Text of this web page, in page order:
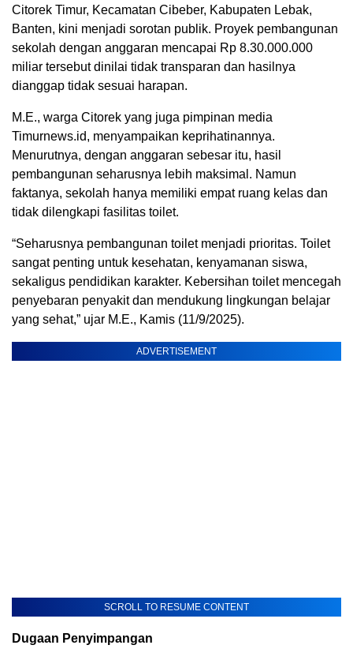
Citorek Timur, Kecamatan Cibeber, Kabupaten Lebak,
Banten, kini menjadi sorotan publik. Proyek pembangunan
sekolah dengan anggaran mencapai Rp 8.30.000.000
miliar tersebut dinilai tidak transparan dan hasilnya
dianggap tidak sesuai harapan.
M.E., warga Citorek yang juga pimpinan media
Timurnews.id, menyampaikan keprihatinannya.
Menurutnya, dengan anggaran sebesar itu, hasil
pembangunan seharusnya lebih maksimal. Namun
faktanya, sekolah hanya memiliki empat ruang kelas dan
tidak dilengkapi fasilitas toilet.
“Seharusnya pembangunan toilet menjadi prioritas. Toilet
sangat penting untuk kesehatan, kenyamanan siswa,
sekaligus pendidikan karakter. Kebersihan toilet mencegah
penyebaran penyakit dan mendukung lingkungan belajar
yang sehat,” ujar M.E., Kamis (11/9/2025).
ADVERTISEMENT
SCROLL TO RESUME CONTENT
Dugaan Penyimpangan